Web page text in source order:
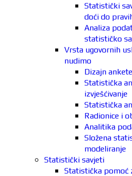
Statistički
doći do
Analiza
statističko
Vrsta ugovornih
nudimo
Dizajn ankete
Statistička
izvješćivanje
Statistička
Radionice i
Analitika
Složena
modeliranje
Statistički savjeti
Statistička pomoć